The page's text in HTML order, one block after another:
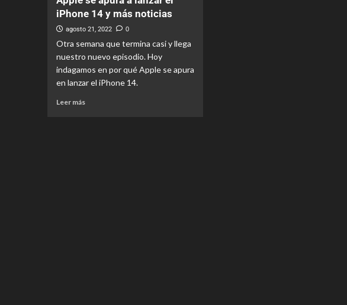
iPhone 14 y más noticias
agosto 21, 2022 0
Otra semana que termina casi y llega
nuestro nuevo episodio. Hoy
indagamos en por qué Apple se apura
en lanzar el iPhone 14.
Leer más